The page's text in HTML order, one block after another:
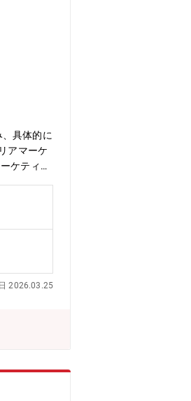
具体的に
アマーケ
ケティン
ーマンス
2026.03.25